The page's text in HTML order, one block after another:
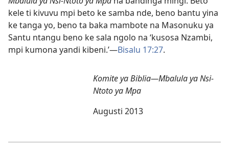
kele ti kivuvu mpi beto ke samba nde, beno bantu yina
ke tanga yo, beno ta baka mambote na Masonuku ya
Santu ntangu beno ke sala ngolo na ‘kusosa Nzambi,
mpi kumona yandi kibeni.’—Bisalu 17:27.
Komite ya Biblia—Mbalula ya Nsi-
Ntoto ya Mpa
Augusti 2013